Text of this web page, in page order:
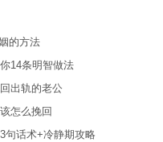
的方法
14条明智做法
出轨的老公
怎么挽回
句话术+冷静期攻略